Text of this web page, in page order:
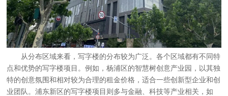
从分布区域来看，写字楼的分布较为广泛。各个区域都有不同特
点和优势的写字楼项目。例如，杨浦区的智慧树创意产业园，以其独
特的创意氛围和相对较为合理的租金价格，适合一些创新型企业和创
业团队。浦东新区的写字楼项目则多与金融、科技等产业相关，如